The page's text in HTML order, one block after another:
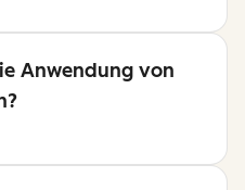
Anwendung von